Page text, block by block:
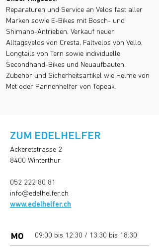
Reparaturen und Service an Velos fast aller
Marken sowie E-Bikes mit Bosch- und
Shimano-Antrieben, Verkauf neuer
Alltagsvelos von Cresta, Faltvelos von Vello,
Longtails von Tern sowie individuelle
Secondhand-Bikes und Neuaufbauten.
Zubehör und Sicherheitsartikel wie Helme von
Met oder Pannenhelfer von Topeak.
ZUM EDELHELFER
Ackeretstrasse 2
8400 Winterthur
052 222 80 81
info@edelhelfer.ch
www.edelhelfer.ch
MO 09:00 bis 12:30 / 13:30 bis 18:30